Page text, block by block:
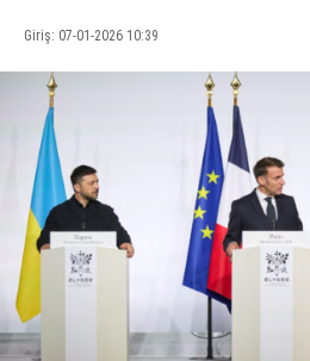
Giriş: 07-01-2026 10:39